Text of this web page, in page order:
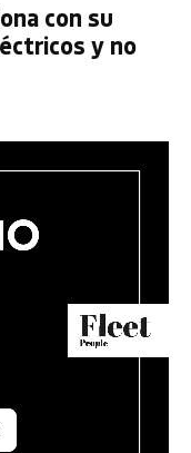
con su
y no